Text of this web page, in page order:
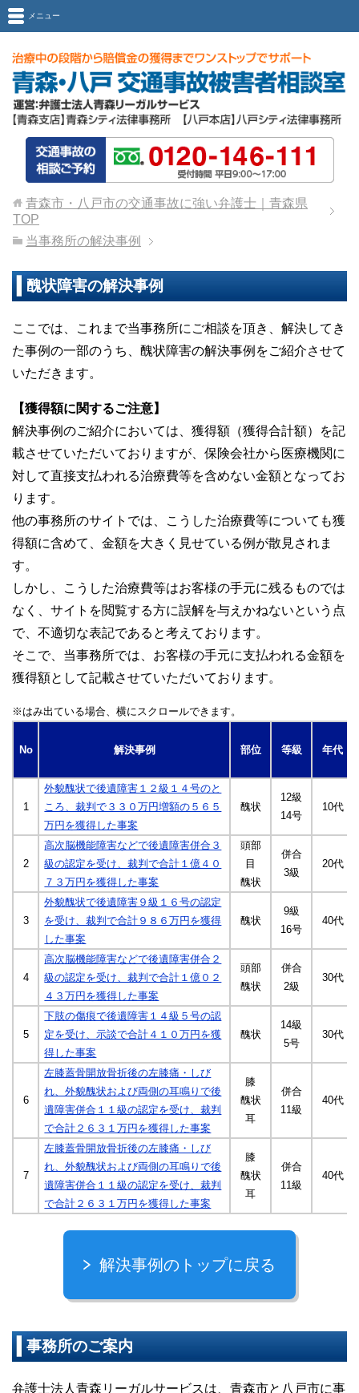
メニュー
青森市・八戸市の交通事故に強い弁護士｜青森県
TOP
当事務所の解決事例
醜状障害の解決事例
ここでは、これまで当事務所にご相談を頂き、解決してき
た事例の一部のうち、醜状障害の解決事例をご紹介させて
いただきます。
【獲得額に関するご注意】
解決事例のご紹介においては、獲得額（獲得合計額）を記
載させていただいておりますが、保険会社から医療機関に
対して直接支払われる治療費等を含めない金額となってお
ります。
他の事務所のサイトでは、こうした治療費等についても獲
得額に含めて、金額を大きく見せている例が散見されま
す。
しかし、こうした治療費等はお客様の手元に残るものでは
なく、サイトを閲覧する方に誤解を与えかねないという点
で、不適切な表記であると考えております。
そこで、当事務所では、お客様の手元に支払われる金額を
獲得額として記載させていただいております。
No 解決事例 部位 等級 年代
1
外貌醜状で後遺障害１２級１４号のと
ころ、裁判で３３０万円増額の５６５
万円を獲得した事案
醜状
12級
14号
10代
2
高次脳機能障害などで後遺障害併合３
級の認定を受け、裁判で合計１億４０
７３万円を獲得した事案
頭部
目
醜状
併合
3級
20代
3
外貌醜状で後遺障害９級１６号の認定
を受け、裁判で合計９８６万円を獲得
した事案
醜状
9級
16号
40代
4
高次脳機能障害などで後遺障害併合２
級の認定を受け、裁判で合計１億０２
４３万円を獲得した事案
頭部
醜状
併合
2級
30代
5
下肢の傷痕で後遺障害１４級５号の認
定を受け、示談で合計４１０万円を獲
得した事案
醜状
14級
5号
30代
6
左膝蓋骨開放骨折後の左膝痛・しび
れ、外貌醜状および両側の耳鳴りで後
遺障害併合１１級の認定を受け、裁判
で合計２６３１万円を獲得した事案
膝
醜状
耳
併合
11級
40代
7
左膝蓋骨開放骨折後の左膝痛・しび
れ、外貌醜状および両側の耳鳴りで後
遺障害併合１１級の認定を受け、裁判
で合計２６３１万円を獲得した事案
膝
醜状
耳
併合
11級
40代
解決事例のトップに戻る
事務所のご案内
弁護士法人青森リーガルサービスは、青森市と八戸市に事